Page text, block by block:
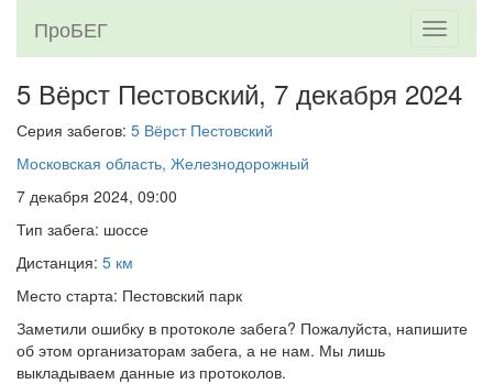
Toggle
ПроБЕГ
5 Вёрст Пестовский, 7 декабря 2024
Серия забегов: 5 Вёрст Пестовский
Московская область, Железнодорожный
7 декабря 2024, 09:00
Тип забега: шоссе
Дистанция: 5 км
Место старта: Пестовский парк
Заметили ошибку в протоколе забега? Пожалуйста, напишите
об этом организаторам забега, а не нам. Мы лишь
выкладываем данные из протоколов.